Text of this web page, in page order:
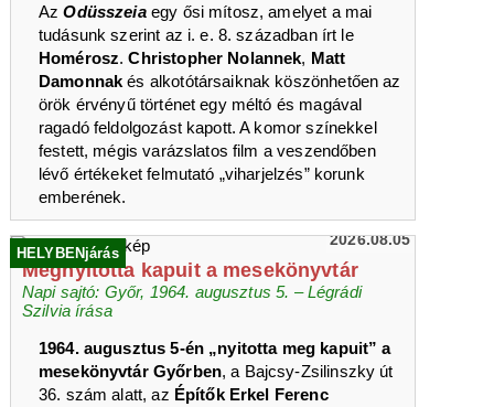
AzOdüsszeia egy ősi mítosz, amelyet a mai
tudásunk szerint az i. e. 8. században írt le
Homérosz.Christopher Nolannek, Matt
Damonnakés alkotótársaiknak köszönhetően az
örök érvényű történet egy méltó és magával
ragadó feldolgozást kapott. A komor színekkel
festett, mégis varázslatos film a veszendőben
lévő értékeket felmutató „viharjelzés” korunk
emberének.
HELYBENjárás
2026.08.05
Megnyitotta kapuit a mesekönyvtár
Napi sajtó: Győr, 1964. augusztus 5. – Légrádi
Szilvia írása
1964. augusztus 5-én „nyitotta meg kapuit” a
mesekönyvtár Győrben, a Bajcsy-Zsilinszky út
36. szám alatt, az Építők Erkel Ferenc